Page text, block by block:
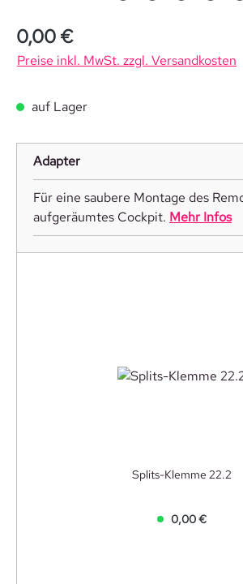
0,00 €
Preise inkl. MwSt. zzgl. Versandkosten
auf Lager
Adapter
Für eine saubere Montage des
aufgeräumtes Cockpit. Mehr Infos
Splits-Klemme 22.2
0,00 €